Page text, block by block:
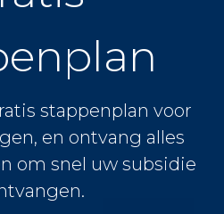
stappenplan voor
en ontvang alles
om snel uw subsidie